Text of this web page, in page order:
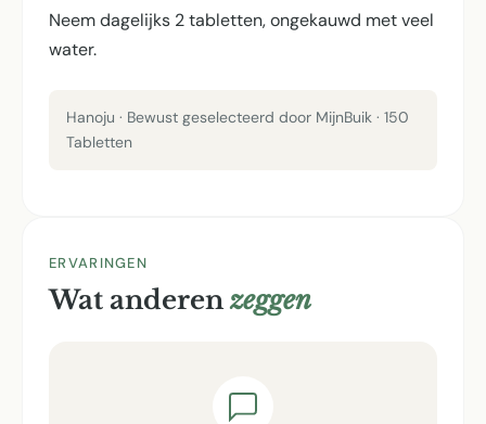
Neem dagelijks 2 tabletten, ongekauwd met veel
water.
Hanoju · Bewust geselecteerd door MijnBuik · 150
Tabletten
ERVARINGEN
Wat anderenzeggen